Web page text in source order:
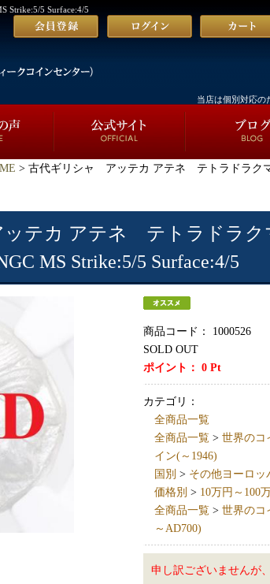
5 Surface:4/5
当店は個別対応の
> 古代ギリシャ アッテカ アテネ テトラドラ
テカ アテネ テトラドラ
MS Strike:5/5 Surface:4/5
商品コード：
1000526
SOLD OUT
ポイント： 0Pt
カテゴリ：
全商品一覧
全商品一覧> 世界のコ
イン(～1946)
国別 > その他ヨーロッ
価格別 > 10万円～100
全商品一覧> 世界のコ
～AD700)
申し訳ございませんが